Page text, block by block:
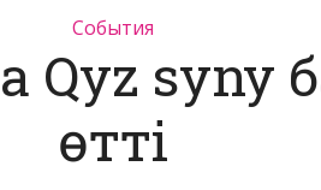
События
Qyz syny
өтті